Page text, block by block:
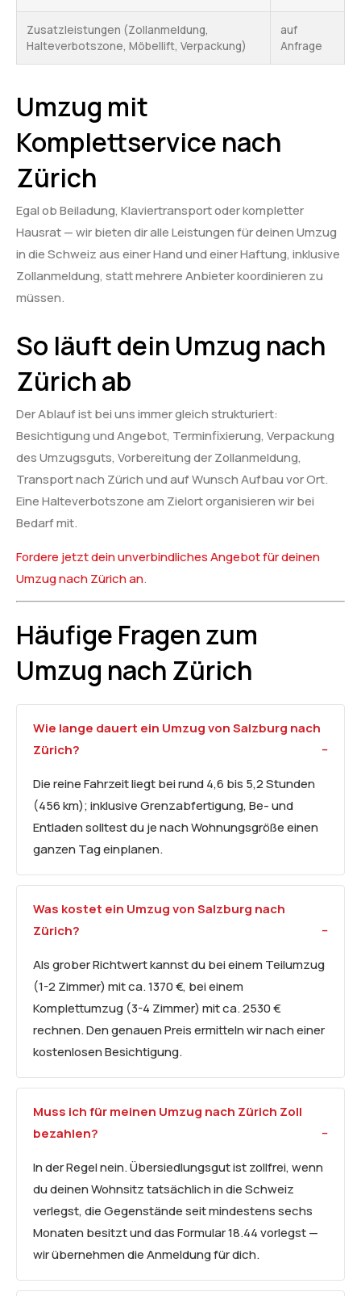
Zusatzleistungen (Zollanmeldung,
Halteverbotszone, Möbellift, Verpackung)
auf
Anfrage
Umzug mit
Komplettservice nach
Zürich
Egal ob Beiladung, Klaviertransport oder kompletter
Hausrat — wir bieten dir alle Leistungen für deinen Umzug
in die Schweiz aus einer Hand und einer Haftung, inklusive
Zollanmeldung, statt mehrere Anbieter koordinieren zu
müssen.
So läuft dein Umzug nach
Zürich ab
Der Ablauf ist bei uns immer gleich strukturiert:
Besichtigung und Angebot, Terminfixierung, Verpackung
des Umzugsguts, Vorbereitung der Zollanmeldung,
Transport nach Zürich und auf Wunsch Aufbau vor Ort.
Eine Halteverbotszone am Zielort organisieren wir bei
Bedarf mit.
Fordere jetzt dein unverbindliches Angebot für deinen
Umzug nach Zürich an.
Häufige Fragen zum
Umzug nach Zürich
Wie lange dauert ein Umzug von Salzburg nach
Zürich?
Die reine Fahrzeit liegt bei rund 4,6 bis 5,2 Stunden
(456 km); inklusive Grenzabfertigung, Be- und
Entladen solltest du je nach Wohnungsgröße einen
ganzen Tag einplanen.
Was kostet ein Umzug von Salzburg nach
Zürich?
Als grober Richtwert kannst du bei einem Teilumzug
(1-2 Zimmer) mit ca. 1370 €, bei einem
Komplettumzug (3-4 Zimmer) mit ca. 2530 €
rechnen. Den genauen Preis ermitteln wir nach einer
kostenlosen Besichtigung.
Muss ich für meinen Umzug nach Zürich Zoll
bezahlen?
In der Regel nein. Übersiedlungsgut ist zollfrei, wenn
du deinen Wohnsitz tatsächlich in die Schweiz
verlegst, die Gegenstände seit mindestens sechs
Monaten besitzt und das Formular 18.44 vorlegst —
wir übernehmen die Anmeldung für dich.